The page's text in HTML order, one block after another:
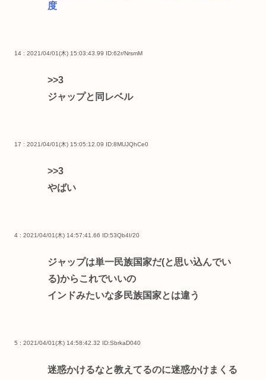
度
14 : 2021/04/01(木) 15:03:43.99 ID:62r/NrsmM
>>3
ジャップと同レベル
17 : 2021/04/01(木) 15:05:12.09 ID:8MUJQhCe0
>>3
やばい
4 : 2021/04/01(木) 14:57:41.66 ID:53Qb4I/20
ジャップは単一民族国家だ(と思い込んでい
る)からこれでいいの
インドみたいな多民族国家とは違う
5 : 2021/04/01(木) 14:58:42.32 ID:SbrkaD040
迷惑かけるなと教えてるのに迷惑かけまくる